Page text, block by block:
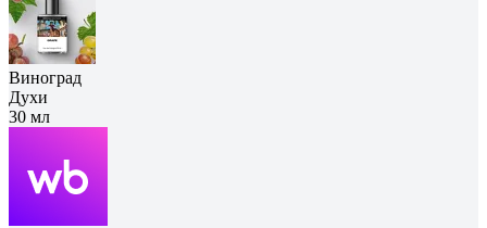
Виноград
Духи
30 мл